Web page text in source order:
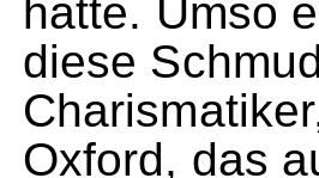
hatte. Umso
diese
Oxford, das